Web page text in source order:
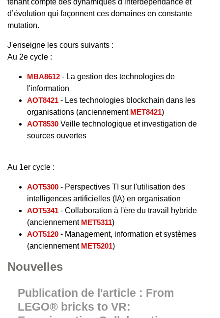
d’évolution qui façonnent ces domaines en constante
mutation.
J'enseigne les cours suivants :
Au 2e cycle :
MBA8612 - La gestion des technologies de
l'information
AOT8421 - Les technologies blockchain dans les
organisations (anciennement MET8421)
AOT8530 Veille technologique et investigation de
sources ouvertes
Au 1er cycle :
AOT5300 - Perspectives TI sur l'utilisation des
intelligences artificielles (IA) en organisation
AOT5341 - Collaboration à l'ère du travail hybride
(anciennement MET5311)
AOT5120 - Management, information et systèmes
(anciennement MET5201)
Nouvelles
Publication de l'article : From
LEGO® bricks to VR: